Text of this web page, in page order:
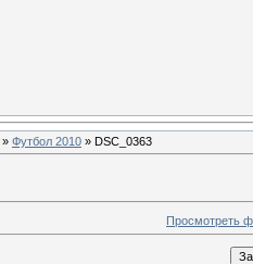
» Футбол 2010 » DSC_0363
Просмотреть